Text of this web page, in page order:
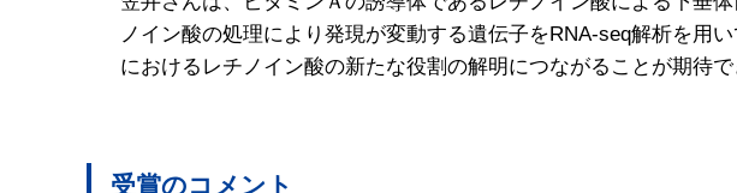
ノイン酸の処理により発現が変動する遺伝子をRNA-seq解析を用
におけるレチノイン酸の新たな役割の解明につながることが期待で
受賞のコメント